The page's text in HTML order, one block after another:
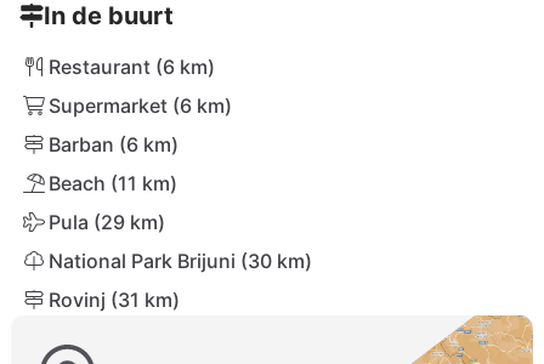
In de buurt
Restaurant (6 km)
Supermarket (6 km)
Barban (6 km)
Beach (11 km)
Pula (29 km)
National Park Brijuni (30 km)
Rovinj (31 km)